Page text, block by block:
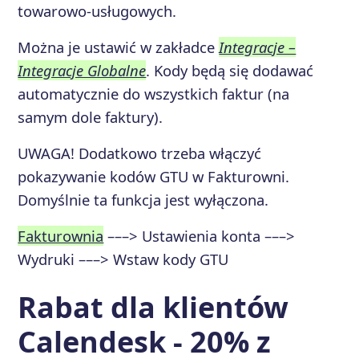
towarowo-usługowych.
Można je ustawić w zakładceIntegracje –
Integracje Globalne. Kody będą się dodawać
automatycznie do wszystkich faktur (na
samym dole faktury).
UWAGA! Dodatkowo trzeba włączyć
pokazywanie kodów GTU w Fakturowni.
Domyślnie ta funkcja jest wyłączona.
Fakturownia –––> Ustawienia konta –––>
Wydruki –––> Wstaw kody GTU
Rabat dla klientów
Calendesk - 20% z